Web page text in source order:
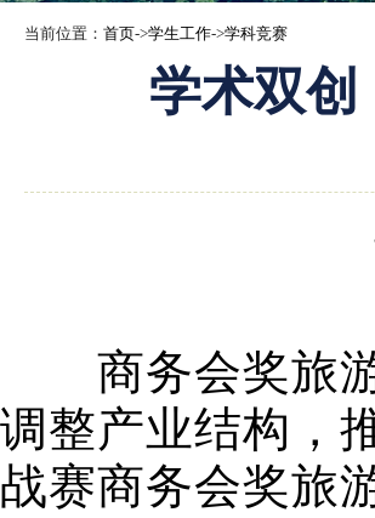
当前位置： 首页->学生工作->学科竞赛
学术双创
商
商务会奖旅游
调整产业结构，
战赛商务会奖旅